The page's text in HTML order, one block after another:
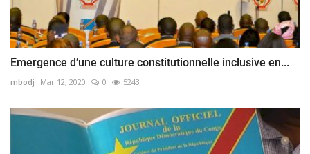
Emergence d’une culture constitutionnelle inclusive en...
mbodj Mar 12, 2020 0 5243